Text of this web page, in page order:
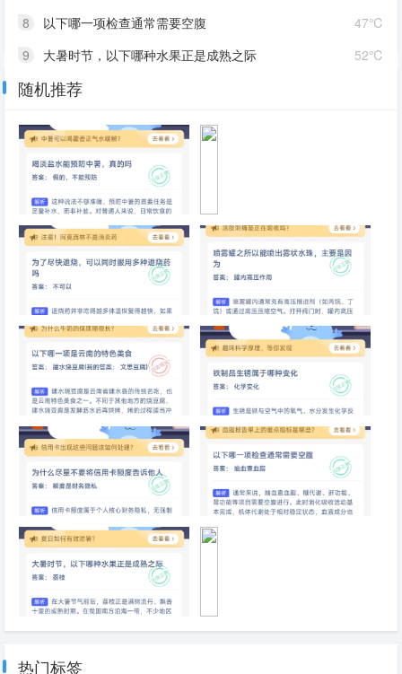
47℃
8
以下哪一项检查通常需要空腹
52℃
9
大暑时节，以下哪种水果正是成熟之际
10 手机快充主要采用哪种方式提升充电速度
随机推荐
喝淡盐水能预防中暑，真的吗
为
什
么
用
锅
涮
肉
味
道
比
锅
更
鲜
美
为了尽快退烧，可以同时服用多
种退烧药
喷雾罐之所以能喷出雾状水珠，
主要是因为
以下哪一项是云南的特色美食 铁制品生锈属于哪种变化
为什么尽量不要将信用卡额度告
诉他人
以下哪一项检查通常需要空腹
热门标签